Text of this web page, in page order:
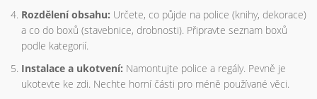
Rozdělení obsahu: Určete, co půjde na police (knihy, dekorace)
a co do boxů (stavebnice, drobnosti). Připravte seznam boxů
podle kategorií.
Instalace a ukotvení: Namontujte police a regály. Pevně je
ukotevte ke zdi. Nechte horní části pro méně používané věci.